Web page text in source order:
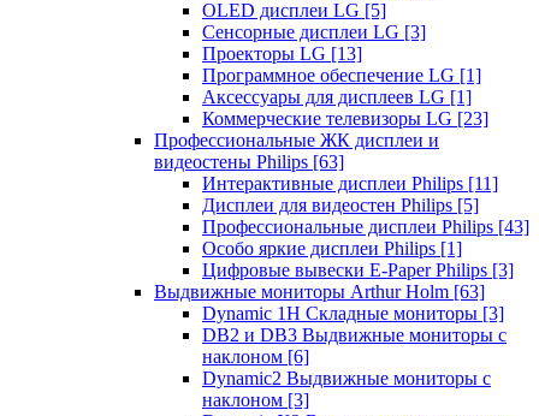
OLED дисплеи LG [5]
Сенсорные дисплеи LG [3]
Проекторы LG [13]
Программное обеспечение LG [1]
Аксессуары для дисплеев LG [1]
Коммерческие телевизоры LG [23]
Профессиональные ЖК дисплеи и
видеостены Philips [63]
Интерактивные дисплеи Philips [11]
Дисплеи для видеостен Philips [5]
Профессиональные дисплеи Philips [43]
Особо яркие дисплеи Philips [1]
Цифровые вывески E-Paper Philips [3]
Выдвижные мониторы Arthur Holm [63]
Dynamic 1Н Складные мониторы [3]
DB2 и DB3 Выдвижные мониторы с
наклоном [6]
Dynamic2 Выдвижные мониторы с
наклоном [3]